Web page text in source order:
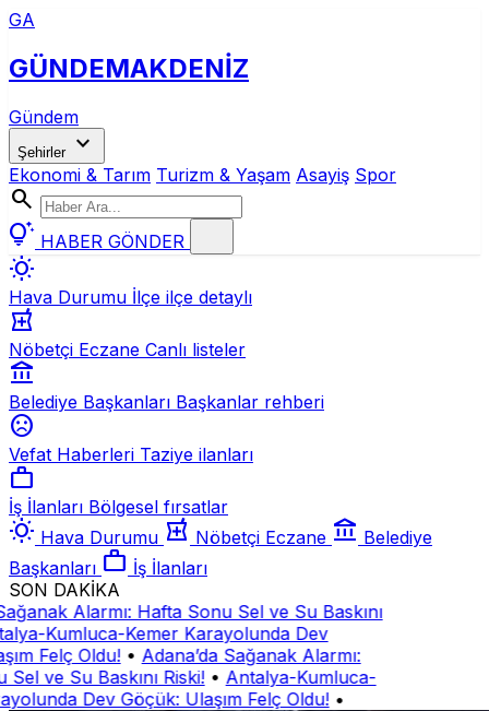
GA
GÜNDEMAKDENİZ
Gündem
Şehirler expand_more
Ekonomi & Tarım Turizm & Yaşam Asayiş Spor
search
tips_and_updates HABER GÖNDER
wb_sunny
Hava Durumu İlçe ilçe detaylı
local_pharmacy
Nöbetçi Eczane Canlı listeler
account_balance
Belediye Başkanları Başkanlar rehberi
sentiment_dissatisfied
Vefat Haberleri Taziye ilanları
work
İş İlanları Bölgesel fırsatlar
wb_sunny Hava Durumu local_pharmacy Nöbetçi Eczane account_balance Belediye
Başkanları work İş İlanları
SON DAKİKA
Alarmı: Hafta Sonu Sel ve Su Baskını
Kumluca-Kemer Karayolunda Dev
Felç Oldu! • Adana’da Sağanak Alarmı:
ve Su Baskını Riski! • Antalya-Kumluca-
Dev Göçük: Ulaşım Felç Oldu! •